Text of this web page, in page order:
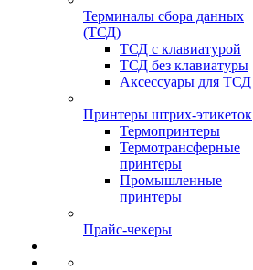
Терминалы сбора данных
(ТСД)
ТСД с клавиатурой
ТСД без клавиатуры
Аксессуары для ТСД
Принтеры штрих-этикеток
Термопринтеры
Термотрансферные
принтеры
Промышленные
принтеры
Прайс-чекеры